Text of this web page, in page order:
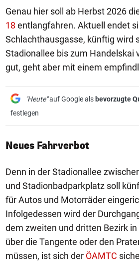
Genau hier soll ab Herbst 2026
18 entlangfahren. Aktuell endet
Schlachthausgasse, künftig wird
Stadionallee bis zum Handelskai
gut, geht aber mit einem
"Heute"auf Google als bevorzugte
festlegen
Neues Fahrverbot
Denn in der Stadionallee
und Stadionbadparkplatz soll
für Autos und Motorräder
Infolgedessen wird der
dem zweiten und dritten Bezirk
über die Tangente oder den
müssen, ist sich der ÖAMTC